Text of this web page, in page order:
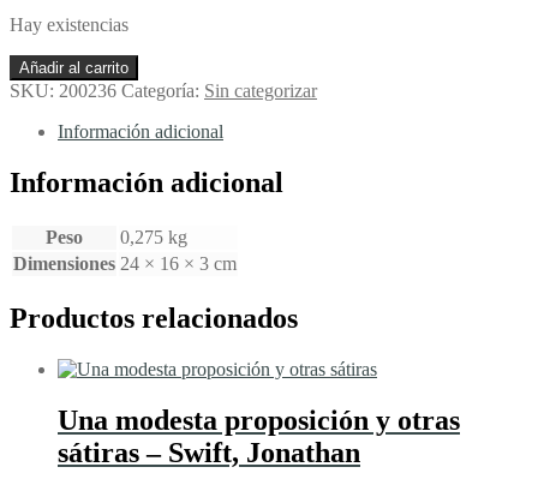
Hay existencias
La
ciudad
-
Galvez,
cantidad
Añadir al carrito
SKU: 200236 Categoría: Sin categorizar
Información adicional
Información adicional
Peso
0,275 kg
Dimensiones 24 × 16 × 3 cm
Productos relacionados
Una modesta proposición y otras
sátiras – Swift, Jonathan